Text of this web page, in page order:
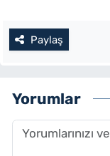
Paylaş
Yorumlar